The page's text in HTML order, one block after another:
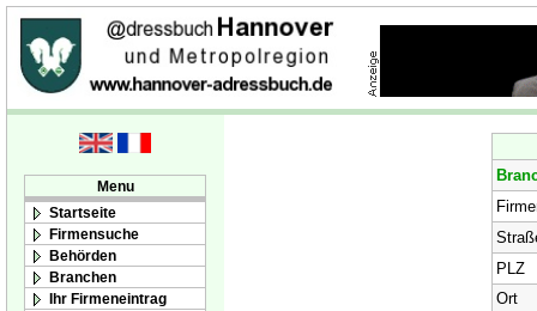
Menu
Startseite
Firmensuche
Behörden
Branchen
Ihr Firmeneintrag
PLZ
Ort